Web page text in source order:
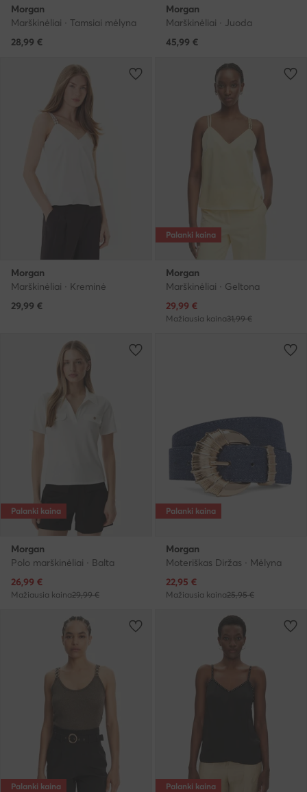
Morgan
Marškinėliai · Tamsiai mėlyna
28,99 €
Morgan
Marškinėliai · Juoda
45,99 €
Morgan
Marškinėliai · Kreminė
29,99 €
Palanki kaina
Morgan
Marškinėliai · Geltona
Dabartinė kaina
29,99 €
Mažiausia kaina31,99 €
Palanki kaina
Morgan
Polo marškinėliai · Balta
Dabartinė kaina
26,99 €
Mažiausia kaina29,99 €
Palanki kaina
Morgan
Moteriškas Diržas · Mėlyna
Dabartinė kaina
22,95 €
Mažiausia kaina25,95 €
Palanki kaina Palanki kaina